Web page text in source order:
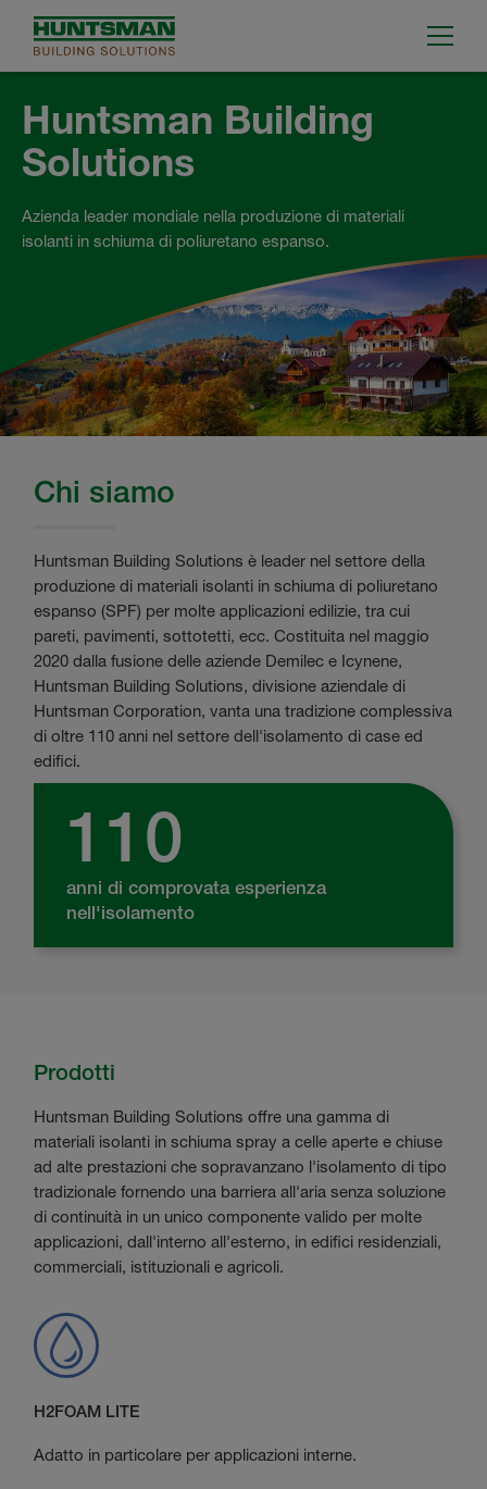
Huntsman Building
Solutions
Azienda leader mondiale nella produzione di materiali
isolanti in schiuma di poliuretano espanso.
Chi siamo
Huntsman Building Solutions è leader nel settore della
produzione di materiali isolanti in schiuma di poliuretano
espanso (SPF) per molte applicazioni edilizie, tra cui
pareti, pavimenti, sottotetti, ecc. Costituita nel maggio
2020 dalla fusione delle aziende Demilec e Icynene,
Huntsman Building Solutions, divisione aziendale di
Huntsman Corporation, vanta una tradizione complessiva
di oltre 110 anni nel settore dell'isolamento di case ed
edifici.
110
anni di comprovata esperienza
nell'isolamento
Prodotti
Huntsman Building Solutions offre una gamma di
materiali isolanti in schiuma spray a celle aperte e chiuse
ad alte prestazioni che sopravanzano l'isolamento di tipo
tradizionale fornendo una barriera all'aria senza soluzione
di continuità in un unico componente valido per molte
applicazioni, dall'interno all'esterno, in edifici residenziali,
commerciali, istituzionali e agricoli.
H2FOAM LITE
Adatto in particolare per applicazioni interne.